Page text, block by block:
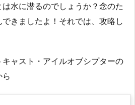
水に潜るのでしょうか？念のた
きましたよ！それでは、攻略し
ャスト・アイルオブシプターの